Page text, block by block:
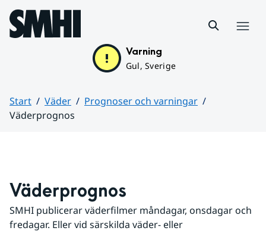
Hoppa till sidans innehåll
Varning
Gul, Sverige
Start Väder
Prognoser och varningar
Väderprognos
Väderprognos
SMHI publicerar väderfilmer måndagar, onsdagar och
fredagar. Eller vid särskilda väder- eller